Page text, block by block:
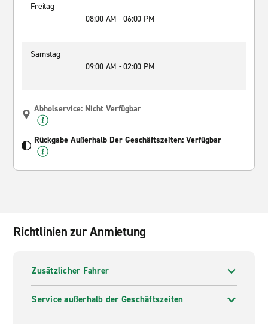
Freitag
08:00 AM - 06:00 PM
Samstag
09:00 AM - 02:00 PM
Abholservice: Nicht Verfügbar
Rückgabe Außerhalb Der Geschäftszeiten: Verfügbar
Richtlinien zur Anmietung
Zusätzlicher Fahrer
Service außerhalb der Geschäftszeiten